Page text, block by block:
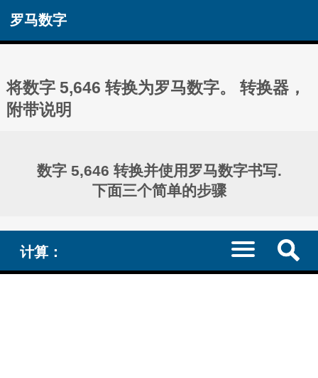
罗马数字
将数字 5,646 转换为罗马数字。 转换器，
附带说明
数字 5,646 转换并使用罗马数字书写.
下面三个简单的步骤
计算：